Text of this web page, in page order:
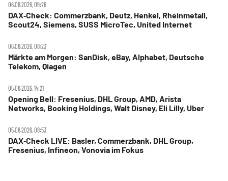
06.08.2026, 09:26
DAX‑Check: Commerzbank, Deutz, Henkel, Rheinmetall,
Scout24, Siemens, SUSS MicroTec, United Internet
06.08.2026, 08:23
Märkte am Morgen: SanDisk, eBay, Alphabet, Deutsche
Telekom, Qiagen
05.08.2026, 14:21
Opening Bell: Fresenius, DHL Group, AMD, Arista
Networks, Booking Holdings, Walt Disney, Eli Lilly, Uber
05.08.2026, 08:53
DAX‑Check LIVE: Basler, Commerzbank, DHL Group,
Fresenius, Infineon, Vonovia im Fokus